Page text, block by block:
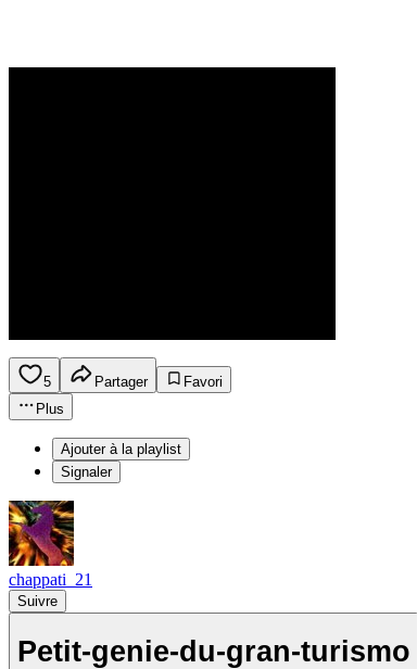
5 Partager
Favori
Plus
Ajouter à la playlist
Signaler
chappati_21
Suivre
Petit-genie-du-gran-turismo